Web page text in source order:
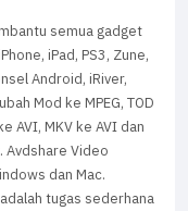
semua gadget
iPad, PS3, Zune,
Android, iRiver,
Mod ke MPEG, TOD
AVI, MKV ke AVI dan
Avdshare Video
dan Mac.
tugas sederhana